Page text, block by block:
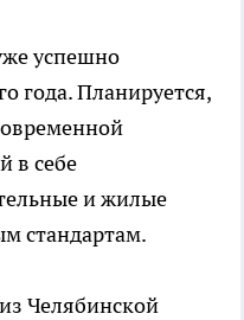
успешно
года. Планируется,
в себе
и жилые
стандартам.
Челябинской